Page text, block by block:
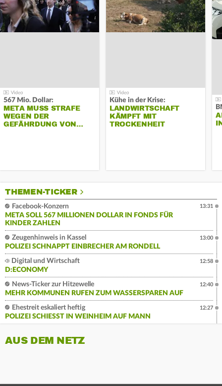
567 Mio. Dollar:
META MUSS STRAFE
WEGEN DER
GEFÄHRDUNG VON…
Kühe in der Krise:
LANDWIRTSCHAFT
KÄMPFT MIT
TROCKENHEIT
THEMEN-TICKER
Facebook-Konzern
META SOLL 567 MILLIONEN DOLLAR IN FONDS FÜR
KINDER ZAHLEN
13:31
Zeugenhinweis in Kassel
POLIZEI SCHNAPPT EINBRECHER AM RONDELL
13:00
Digital und Wirtschaft
D:ECONOMY
12:58
News-Ticker zur Hitzewelle
MEHR KOMMUNEN RUFEN ZUM WASSERSPAREN AUF
12:40
Ehestreit eskaliert heftig
POLIZEI SCHIESST IN WEINHEIM AUF MANN
12:27
AUS DEM NETZ